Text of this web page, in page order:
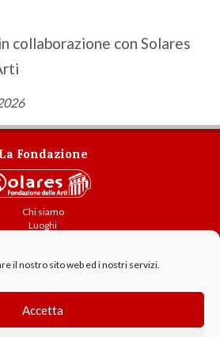
il nostro sito web ed i nostri servizi.
Accetta
collaborazione con Solares
La Fondazione
Chi siamo
Luoghi
Contatti
Cookie Policy
GDPR - Privacy